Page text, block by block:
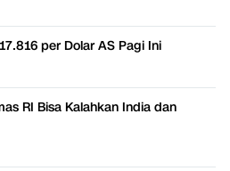
per Dolar AS Pagi Ini
RI Bisa Kalahkan India dan